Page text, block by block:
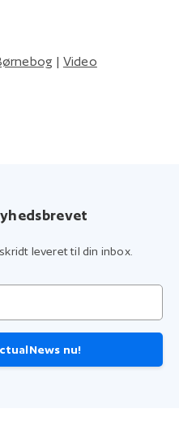
| Video
leveret til din inbox.
nu!